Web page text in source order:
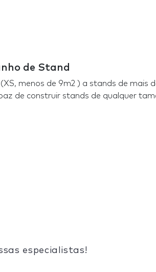
de Stand
menos de 9m2 ) a stands de mais
de construir stands de qualquer
especialistas!